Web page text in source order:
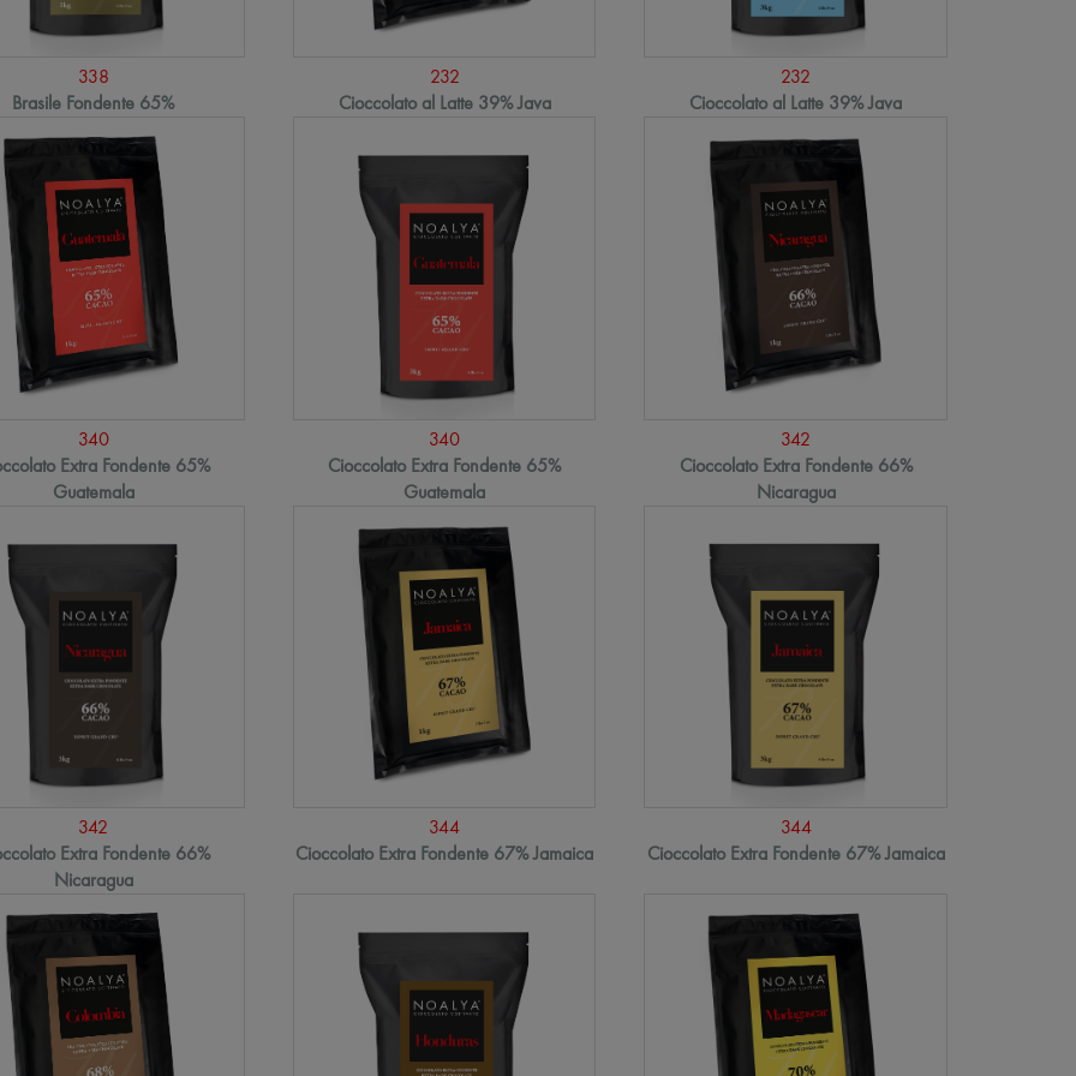
338
Brasile Fondente 65%
232
Cioccolato al Latte 39% Java
232
Cioccolato al Latte 39% Java
340
Extra Fondente 65%
Guatemala
340
Cioccolato Extra Fondente 65%
Guatemala
342
Cioccolato Extra Fondente 66%
Nicaragua
342
Extra Fondente 66%
Nicaragua
344
Cioccolato Extra Fondente 67% Jamaica
344
Cioccolato Extra Fondente 67% Jamaica